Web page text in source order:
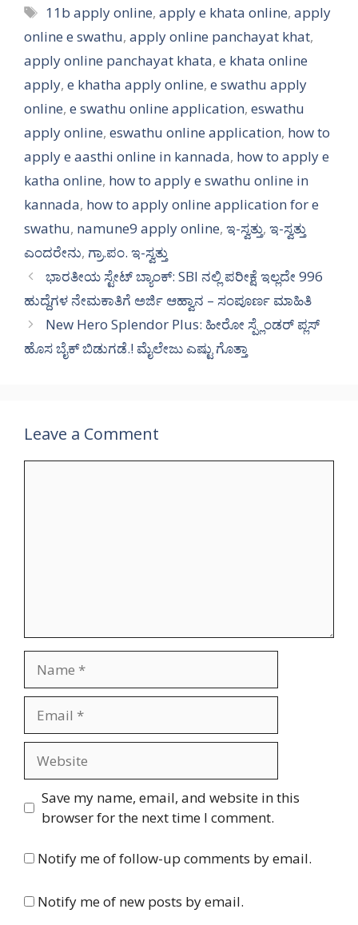
Tags
11b apply online,apply e khata online,apply
online e swathu, apply online panchayat khat,
apply online panchayat khata, e khata online
apply, e khatha apply online, e swathu apply
online, e swathu online application, eswathu
apply online, eswathu online application, how to
apply e aasthi online in kannada, how to apply e
katha online, how to apply e swathu online in
kannada, how to apply online application for e
swathu, namune9 apply online, ಇ-ಸ್ವತ್ತು, ಇ-ಸ್ವತ್ತು
ಎಂದರೇನು, ಗ್ರಾ.ಪಂ. ಇ-ಸ್ವತ್ತು
ಭಾರತೀಯ ಸ್ಟೇಟ್ ಬ್ಯಾಂಕ್: SBI ನಲ್ಲಿ ಪರೀಕ್ಷೆ ಇಲ್ಲದೇ 996
ಹುದ್ದೆಗಳ ನೇಮಕಾತಿಗೆ ಅರ್ಜಿ ಆಹ್ವಾನ – ಸಂಪೂರ್ಣ ಮಾಹಿತಿ
New Hero Splendor Plus: ಹೀರೋ ಸ್ಪ್ಲೆಂಡರ್ ಪ್ಲಸ್
ಹೊಸ ಬೈಕ್ ಬಿಡುಗಡೆ.! ಮೈಲೇಜು ಎಷ್ಟು ಗೊತ್ತಾ
Leave a Comment
Save my name, email, and website in this
browser for the next time I comment.
Notify me of follow-up comments by email.
Notify me of new posts by email.